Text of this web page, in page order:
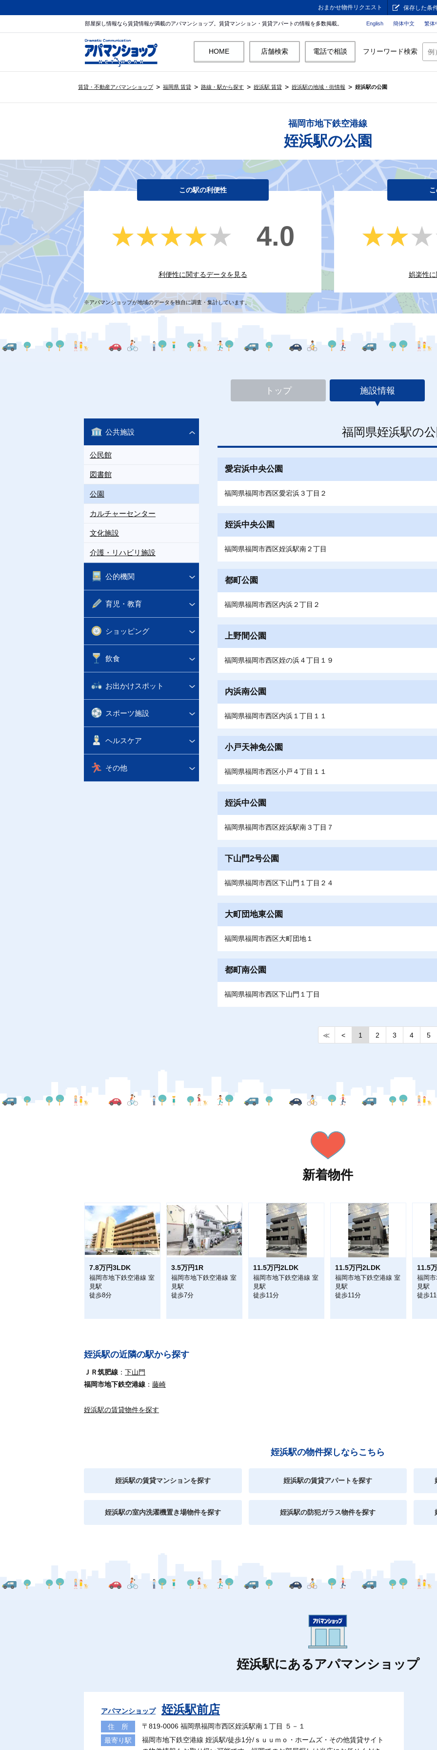
おまかせ物件リクエスト 保存した条
部屋探し情報なら賃貸情報が満載のアパマンショップ。賃貸マンション・賃貸アパートの情報を多数掲載。 English 簡体中文 繁体
HOME 店舗検索 電話で相談 フリーワード検索
賃貸・不動産アパマンショップ 福岡県 賃貸 路線・駅から探す 姪浜駅 賃貸 姪浜駅の地域・街情報 姪浜駅の公園
福岡市地下鉄空港線
姪浜駅の公園
この駅の利便性
★★★★★
★★★★★ 4.0
利便性に関するデータを見る 娯楽性
※アパマンショップが地域のデータを独自に調査・集計しています。
トップ 施設情報
公共施設
公民館
図書館
公園
カルチャーセンター
文化施設
介護・リハビリ施設
公的機関
育児・教育
ショッピング
飲食
お出かけスポット
スポーツ施設
ヘルスケア
その他
福岡県姪浜駅の
愛宕浜中央公園
福岡県福岡市西区愛宕浜３丁目２
姪浜中央公園
福岡県福岡市西区姪浜駅南２丁目
都町公園
福岡県福岡市西区内浜２丁目２
上野間公園
福岡県福岡市西区姪の浜４丁目１９
内浜南公園
福岡県福岡市西区内浜１丁目１１
小戸天神免公園
福岡県福岡市西区小戸４丁目１１
姪浜中公園
福岡県福岡市西区姪浜駅南３丁目７
下山門2号公園
福岡県福岡市西区下山門１丁目２４
大町団地東公園
福岡県福岡市西区大町団地１
都町南公園
福岡県福岡市西区下山門１丁目
≪ < 1 2 3 4 5
新着物件
7.8万円3LDK
福岡市地下鉄空港線 室
見駅
徒歩8分
3.5万円1R
福岡市地下鉄空港線 室
見駅
徒歩7分
11.5万円2LDK
福岡市地下鉄空港線 室
見駅
徒歩11分
11.5万円2LDK
福岡市地下鉄空港線 室
見駅
徒歩11分
11.5
福岡
見駅
徒歩
姪浜駅の近隣の駅から探す
ＪＲ筑肥線
下山門
福岡市地下鉄空港線
藤崎
姪浜駅の賃貸物件を探す
姪浜駅の物件探しならこちら
姪浜駅の賃貸マンションを探す 姪浜駅の賃貸アパートを探す
姪浜駅の室内洗濯機置き場物件を探す 姪浜駅の防犯ガラス物件を探す
姪浜駅にあるアパマンショップ
アパマンショップ 姪浜駅前店
住 所
〒819-0006 福岡県福岡市西区姪浜駅南１丁目 ５－１
最寄り駅
福岡市地下鉄空港線 姪浜駅/徒歩1分/ｓｕｕｍｏ・ホームズ・その他賃貸サイト